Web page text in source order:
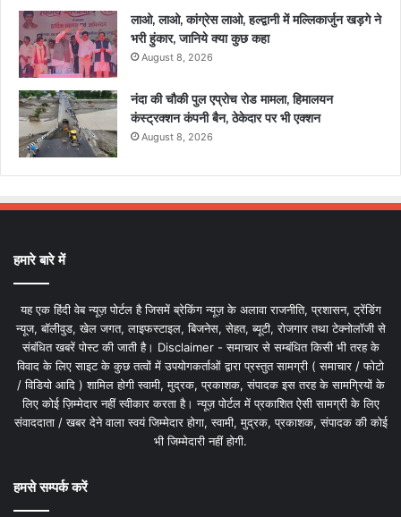
लाओ, लाओ, कांग्रेस लाओ, हल्द्वानी में मल्लिकार्जुन खड़गे ने
भरी हुंकार, जानिये क्या कुछ कहा
August 8, 2026
नंदा की चौकी पुल एप्रोच रोड मामला, हिमालयन
कंस्ट्रक्शन कंपनी बैन, ठेकेदार पर भी एक्शन
August 8, 2026
हमारे बारे में
यह एक हिंदी वेब न्यूज़ पोर्टल है जिसमें ब्रेकिंग न्यूज़ के अलावा राजनीति, प्रशासन, ट्रेंडिंग
न्यूज, बॉलीवुड, खेल जगत, लाइफस्टाइल, बिजनेस, सेहत, ब्यूटी, रोजगार तथा टेक्नोलॉजी से
संबंधित खबरें पोस्ट की जाती है। Disclaimer - समाचार से सम्बंधित किसी भी तरह के
विवाद के लिए साइट के कुछ तत्वों में उपयोगकर्ताओं द्वारा प्रस्तुत सामग्री ( समाचार / फोटो
/ विडियो आदि ) शामिल होगी स्वामी, मुद्रक, प्रकाशक, संपादक इस तरह के सामग्रियों के
लिए कोई ज़िम्मेदार नहीं स्वीकार करता है। न्यूज़ पोर्टल में प्रकाशित ऐसी सामग्री के लिए
संवाददाता / खबर देने वाला स्वयं जिम्मेदार होगा, स्वामी, मुद्रक, प्रकाशक, संपादक की कोई
भी जिम्मेदारी नहीं होगी.
हमसे सम्पर्क करें